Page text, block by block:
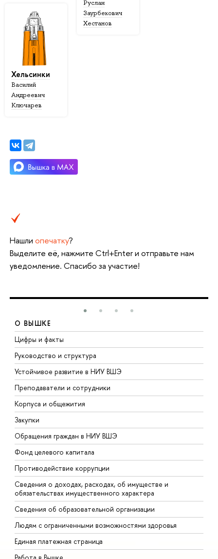
Руслан
Заурбекович
Хестанов
Хельсинки
Василий
Андреевич
Ключарев
Нашли опечатку?
Выделите её, нажмите Ctrl+Enter и отправьте нам
уведомление. Спасибо за участие!
О ВЫШКЕ
Цифры и факты
Руководство и структура
Устойчивое развитие в НИУ ВШЭ
Преподаватели и сотрудники
Корпуса и общежития
Закупки
Обращения граждан в НИУ ВШЭ
Фонд целевого капитала
Противодействие коррупции
Сведения о доходах, расходах, об имуществе и
обязательствах имущественного характера
Сведения об образовательной организации
Людям с ограниченными возможностями здоровья
Единая платежная страница